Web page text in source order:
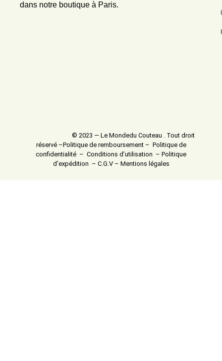
dans notre boutique à Paris.
© 2023 — Le Mondedu Couteau . Tout droit
réservé –Politique de remboursement – Politique de
confidentialité – Conditions d’utilisation – Politique
d’expédition – C.G.V– Mentions légales